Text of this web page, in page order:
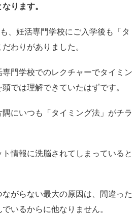
ります。
、妊活専門学校にご入学後も「タ
わりがありました。
門学校でのレクチャーでタイミン
では理解できていたはずです。
にいつも「タイミング法」がチラ
情報に洗脳されてしまっていると
がらない最大の原因は、間違った
いるからに他なりません。